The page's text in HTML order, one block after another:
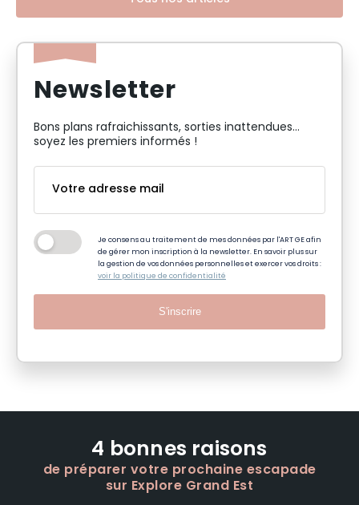
Newsletter
Bons plans rafraichissants, sorties inattendues…
soyez les premiers informés !
Je consens au traitement de mes données par l'ART GE afin
de gérer mon inscription à la newsletter. En savoir plus sur
la gestion de vos données personnelles et exercer vos droits :
voir la politique de confidentialité
S'inscrire
4 bonnes raisons
de préparer votre prochaine escapade
sur Explore Grand Est